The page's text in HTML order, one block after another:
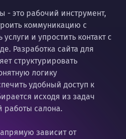
- это рабочий инструмент,
коммуникацию с
и упростить контакт с
Разработка сайта для
структурировать
логику
удобный доступ к
исходя из задач
работы салона.
зависит от